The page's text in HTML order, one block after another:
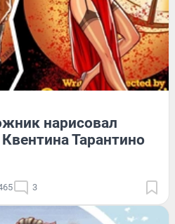
нарисовал
Тарантино
3